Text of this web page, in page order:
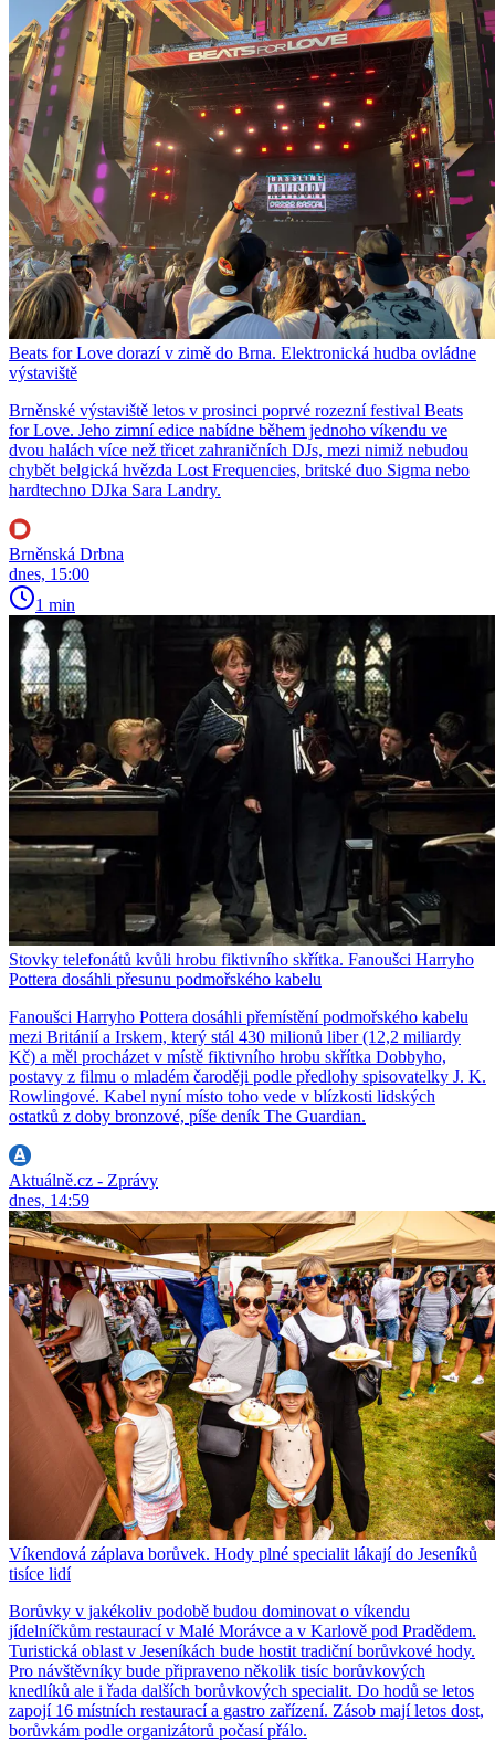
Beats for Love dorazí v zimě do Brna. Elektronická hudba ovládne
výstaviště
Brněnské výstaviště letos v prosinci poprvé rozezní festival Beats
for Love. Jeho zimní edice nabídne během jednoho víkendu ve
dvou halách více než třicet zahraničních DJs, mezi nimiž nebudou
chybět belgická hvězda Lost Frequencies, britské duo Sigma nebo
hardtechno DJka Sara Landry.
Brněnská Drbna
dnes, 15:00
1 min
Stovky telefonátů kvůli hrobu fiktivního skřítka. Fanoušci Harryho
Pottera dosáhli přesunu podmořského kabelu
Fanoušci Harryho Pottera dosáhli přemístění podmořského kabelu
mezi Británií a Irskem, který stál 430 milionů liber (12,2 miliardy
Kč) a měl procházet v místě fiktivního hrobu skřítka Dobbyho,
postavy z filmu o mladém čaroději podle předlohy spisovatelky J. K.
Rowlingové. Kabel nyní místo toho vede v blízkosti lidských
ostatků z doby bronzové, píše deník The Guardian.
Aktuálně.cz - Zprávy
dnes, 14:59
Víkendová záplava borůvek. Hody plné specialit lákají do Jeseníků
tisíce lidí
Borůvky v jakékoliv podobě budou dominovat o víkendu
jídelníčkům restaurací v Malé Morávce a v Karlově pod Pradědem.
Turistická oblast v Jeseníkách bude hostit tradiční borůvkové hody.
Pro návštěvníky bude připraveno několik tisíc borůvkových
knedlíků ale i řada dalších borůvkových specialit. Do hodů se letos
zapojí 16 místních restaurací a gastro zařízení. Zásob mají letos dost,
borůvkám podle organizátorů počasí přálo.